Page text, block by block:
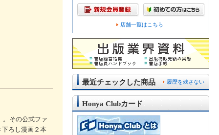
。その公式ファ
ろし漫画２本
店舗一覧はこちら
履歴を残さない
最近チェックした商品
Honya Clubカード